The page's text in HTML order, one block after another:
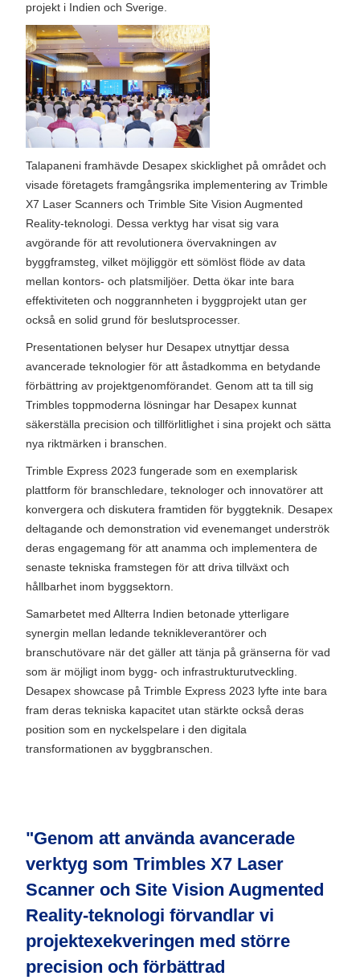
projekt i Indien och Sverige.
Talapaneni framhävde Desapex skicklighet på området och
visade företagets framgångsrika implementering av Trimble
X7 Laser Scanners och Trimble Site Vision Augmented
Reality-teknologi. Dessa verktyg har visat sig vara
avgörande för att revolutionera övervakningen av
byggframsteg, vilket möjliggör ett sömlöst flöde av data
mellan kontors- och platsmiljöer. Detta ökar inte bara
effektiviteten och noggrannheten i byggprojekt utan ger
också en solid grund för beslutsprocesser.
Presentationen belyser hur Desapex utnyttjar dessa
avancerade teknologier för att åstadkomma en betydande
förbättring av projektgenomförandet. Genom att ta till sig
Trimbles toppmoderna lösningar har Desapex kunnat
säkerställa precision och tillförlitlighet i sina projekt och sätta
nya riktmärken i branschen.
Trimble Express 2023 fungerade som en exemplarisk
plattform för branschledare, teknologer och innovatörer att
konvergera och diskutera framtiden för byggteknik. Desapex
deltagande och demonstration vid evenemanget underströk
deras engagemang för att anamma och implementera de
senaste tekniska framstegen för att driva tillväxt och
hållbarhet inom byggsektorn.
Samarbetet med Allterra Indien betonade ytterligare
synergin mellan ledande teknikleverantörer och
branschutövare när det gäller att tänja på gränserna för vad
som är möjligt inom bygg- och infrastrukturutveckling.
Desapex showcase på Trimble Express 2023 lyfte inte bara
fram deras tekniska kapacitet utan stärkte också deras
position som en nyckelspelare i den digitala
transformationen av byggbranschen.
"Genom att använda avancerade
verktyg som Trimbles X7 Laser
Scanner och Site Vision Augmented
Reality-teknologi förvandlar vi
projektexekveringen med större
precision och förbättrad